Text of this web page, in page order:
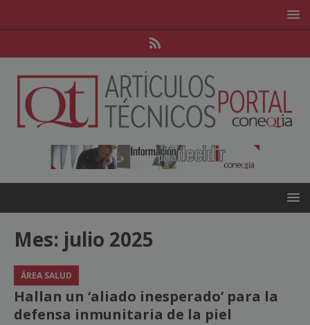
Mes: julio 2025
ÁREA SALUD
Hallan un ‘aliado inesperado’ para la
defensa inmunitaria de la piel